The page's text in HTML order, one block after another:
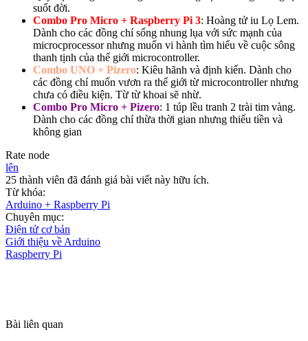
suốt đời.
Combo Pro Micro + Raspberry Pi 3: Hoàng tử iu Lọ Lem.
Dành cho các đồng chí sống nhung lụa với sức mạnh của
microcprocessor nhưng muốn vi hành tìm hiểu về cuộc sông
thanh tịnh của thế giới microcontroller.
Combo UNO + Pizero: Kiêu hãnh và định kiến. Dành cho
các đồng chí muốn vươn ra thế giới từ microcontroller nhưng
chưa có điều kiện. Từ từ khoai sẽ nhừ.
Combo Pro Micro + Pizero: 1 túp lều tranh 2 trài tim vàng.
Dành cho các đồng chí thừa thời gian nhưng thiếu tiền và
không gian
Rate node
lên
25 thành viên đã đánh giá bài viết này hữu ích.
Từ khóa:
Arduino + Raspberry Pi
Chuyên mục:
Điện tử cơ bản
Giới thiệu về Arduino
Raspberry Pi
Bài liên quan